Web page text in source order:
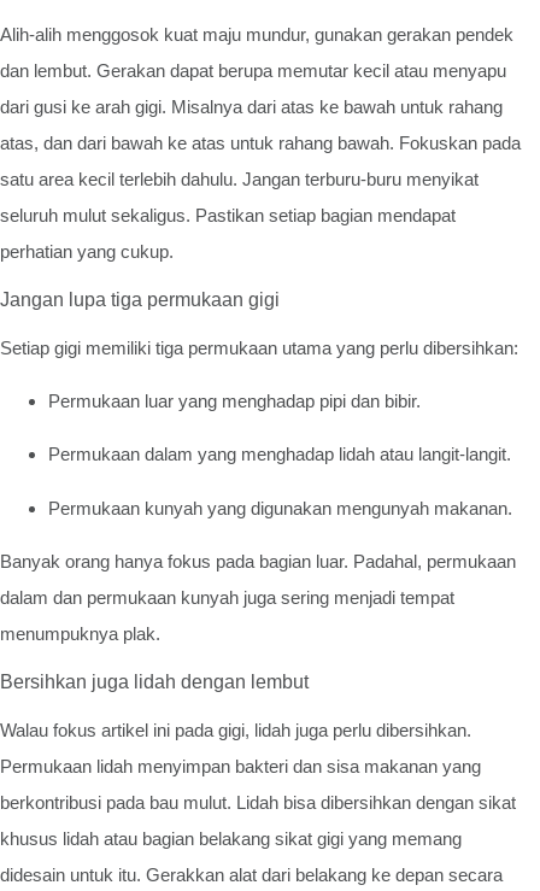
Alih-alih menggosok kuat maju mundur, gunakan gerakan pendek
dan lembut. Gerakan dapat berupa memutar kecil atau menyapu
dari gusi ke arah gigi. Misalnya dari atas ke bawah untuk rahang
atas, dan dari bawah ke atas untuk rahang bawah. Fokuskan pada
satu area kecil terlebih dahulu. Jangan terburu-buru menyikat
seluruh mulut sekaligus. Pastikan setiap bagian mendapat
perhatian yang cukup.
Jangan lupa tiga permukaan gigi
Setiap gigi memiliki tiga permukaan utama yang perlu dibersihkan:
Permukaan luar yang menghadap pipi dan bibir.
Permukaan dalam yang menghadap lidah atau langit-langit.
Permukaan kunyah yang digunakan mengunyah makanan.
Banyak orang hanya fokus pada bagian luar. Padahal, permukaan
dalam dan permukaan kunyah juga sering menjadi tempat
menumpuknya plak.
Bersihkan juga lidah dengan lembut
Walau fokus artikel ini pada gigi, lidah juga perlu dibersihkan.
Permukaan lidah menyimpan bakteri dan sisa makanan yang
berkontribusi pada bau mulut. Lidah bisa dibersihkan dengan sikat
khusus lidah atau bagian belakang sikat gigi yang memang
didesain untuk itu. Gerakkan alat dari belakang ke depan secara